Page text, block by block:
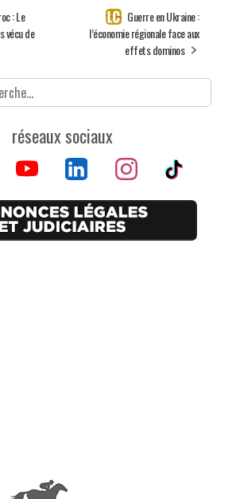
: Le
vécu de
Guerre en Ukraine :
l’économie régionale face aux
effets dominos
réseaux sociaux